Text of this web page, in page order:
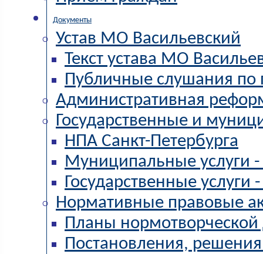
Документы
Устав МО Васильевский
Текст устава МО
Публичные слушания по
Административная
Государственные и
НПА Санкт-Петербурга
Муниципальные услуги
Государственные
Нормативные правовые
Планы нормотворческой
Постановления,